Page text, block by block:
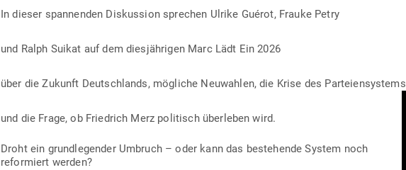
In dieser span­nenden Dis­kussion sprechen Ulrike Guérot, Frauke Petry
und Ralph Suikat auf dem dies­jäh­rigen Marc Lädt Ein 2026
über die Zukunft Deutsch­lands, mög­liche Neu­wahlen, die Krise des Parteiensystems
und die Frage, ob Friedrich Merz poli­tisch über­leben wird.
Droht ein grund­le­gender Umbruch – oder kann das bestehende System noch
refor­miert werden?